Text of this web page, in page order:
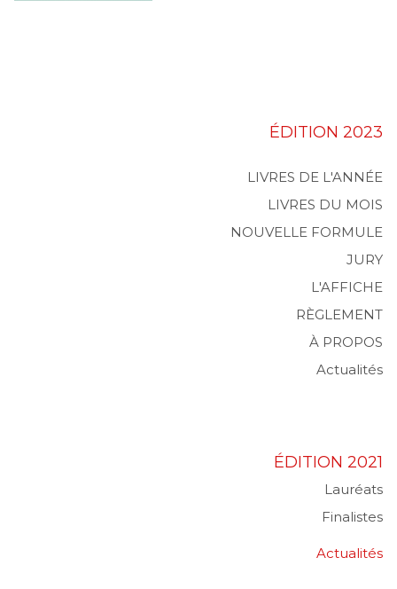
ÉDITION 2023
LIVRES DE L'ANNÉE
LIVRES DU MOIS
NOUVELLE FORMULE
JURY
L'AFFICHE
RÈGLEMENT
À PROPOS
Actualités
ÉDITION 2021
Lauréats
Finalistes
Actualités